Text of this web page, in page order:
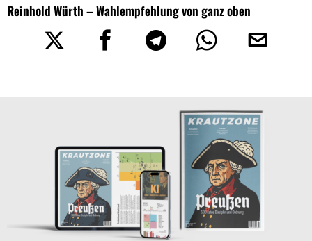
Reinhold Würth – Wahlempfehlung von ganz oben